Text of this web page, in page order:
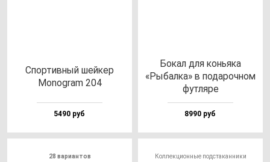
Спор­тив­ный шей­кер
Monog­ram 204
5490 руб
Бокал для конь­яка
«Рыбал­ка» в по­да­роч­ном
фут­ля­ре
8990 руб
28 вариантов Коллекционные подстаканники